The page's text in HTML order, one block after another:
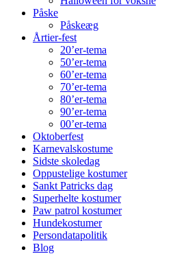
Påske
Påskeæg
Årtier-fest
20’er-tema
50’er-tema
60’er-tema
70’er-tema
80’er-tema
90’er-tema
00’er-tema
Oktoberfest
Karnevalskostume
Sidste skoledag
Oppustelige kostumer
Sankt Patricks dag
Superhelte kostumer
Paw patrol kostumer
Hundekostumer
Persondatapolitik
Blog